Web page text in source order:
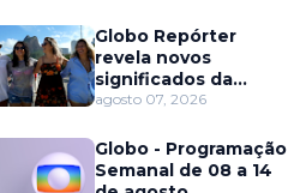
Globo Repórter
revela novos
significados da
solteirice no Brasil e
nos relacionamentos
agosto 07, 2026
Globo - Programação
Semanal de 08 a 14